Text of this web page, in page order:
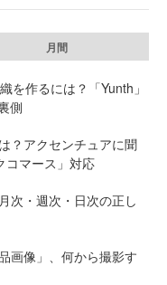
月間
を作るには？「Yunth」
側
？アクセンチュアに聞
コマース」対応
次・週次・日次の正し
画像」、何から撮影す